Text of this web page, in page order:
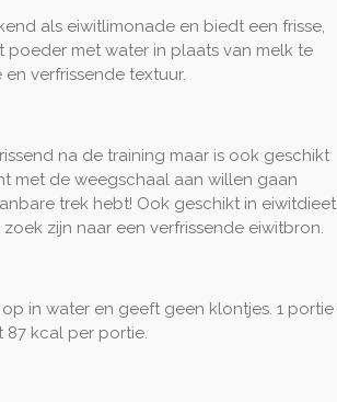
als eiwitlimonade en biedt een frisse,
poeder met water in plaats van melk te
verfrissende textuur.
na de training maar is ook geschikt
met de weegschaal aan willen gaan
trek hebt! Ook geschikt in eiwitdieet
zijn naar een verfrissende eiwitbron.
in water en geeft geen klontjes. 1 portie
87 kcal per portie.